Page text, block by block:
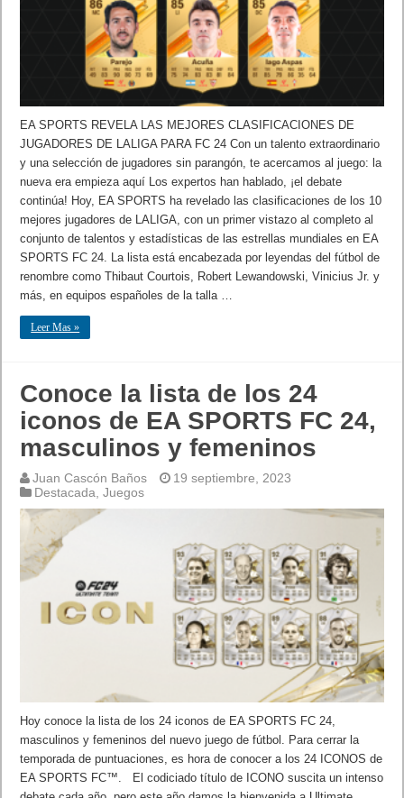
EA SPORTS REVELA LAS MEJORES CLASIFICACIONES DE
JUGADORES DE LALIGA PARA FC 24 Con un talento extraordinario
y una selección de jugadores sin parangón, te acercamos al juego: la
nueva era empieza aquí Los expertos han hablado, ¡el debate
continúa! Hoy, EA SPORTS ha revelado las clasificaciones de los 10
mejores jugadores de LALIGA, con un primer vistazo al completo al
conjunto de talentos y estadísticas de las estrellas mundiales en EA
SPORTS FC 24. La lista está encabezada por leyendas del fútbol de
renombre como Thibaut Courtois, Robert Lewandowski, Vinicius Jr. y
más, en equipos españoles de la talla …
Leer Mas »
Conoce la lista de los 24
iconos de EA SPORTS FC 24,
masculinos y femeninos
Juan Cascón Baños
19 septiembre, 2023
Destacada ,Juegos
Hoy conoce la lista de los 24 iconos de EA SPORTS FC 24,
masculinos y femeninos del nuevo juego de fútbol. Para cerrar la
temporada de puntuaciones, es hora de conocer a los 24 ICONOS de
EA SPORTS FC™. El codiciado título de ICONO suscita un intenso